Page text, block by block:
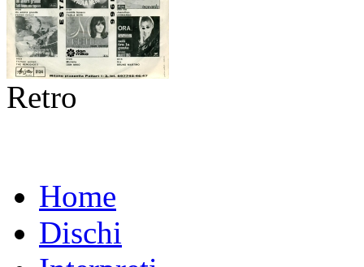
Retro
Home
Dischi